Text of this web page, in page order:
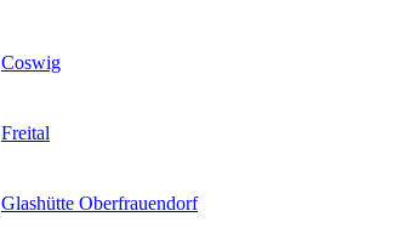
Coswig
Freital
Glashütte Oberfrauendorf